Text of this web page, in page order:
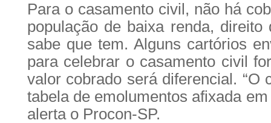
Para o casamento civil, não há
população de baixa renda, direito
sabe que tem. Alguns cartórios
para celebrar o casamento civil
valor cobrado será diferencial. “O
tabela de emolumentos afixada
alerta o Procon-SP.